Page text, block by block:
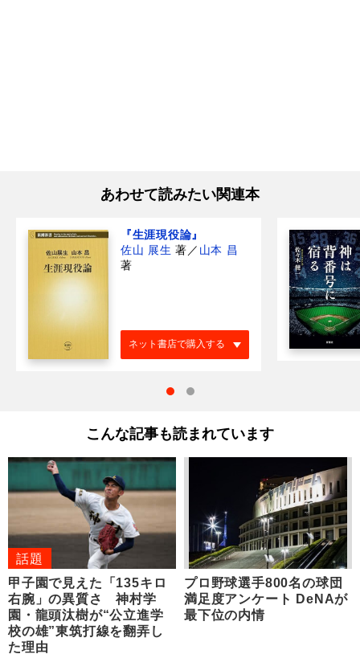
あわせて読みたい関連本
『生涯現役論』
佐山 展生 著 ／ 山本 昌
著
ネット書店で購入する
こんな記事も読まれています
話題
甲子園で見えた「135キロ
右腕」の異質さ 神村学
園・龍頭汰樹が“公立進学
校の雄”東筑打線を翻弄し
た理由
プロ野球選手800名の球団
満足度アンケート DeNAが
最下位の内情